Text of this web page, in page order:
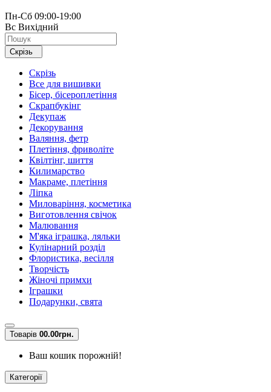
Пн-Сб 09:00-19:00
Вс Вихідний
Скрізь
Скрізь
Все для вишивки
Бісер, бісероплетіння
Скрапбукінг
Декупаж
Декорування
Валяння, фетр
Плетіння, фриволіте
Квілтінг, шиття
Килимарство
Макраме, плетіння
Ліпка
Миловаріння, косметика
Виготовлення свічок
Малювання
М'яка іграшка, ляльки
Кулінарний розділ
Флористика, весілля
Творчість
Жіночі примхи
Іграшки
Подарунки, свята
Товарів 00.00грн.
Ваш кошик порожній!
Категорії